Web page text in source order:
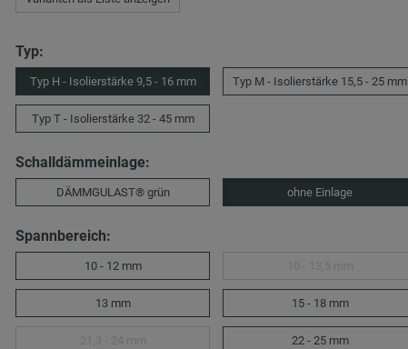
Typ:
Typ H - Isolierstärke 9,5 - 16 mm Typ M - Isolierstärke 15,5 - 25 mm
Typ T - Isolierstärke 32 - 45 mm
Schalldämmeinlage:
DÄMMGULAST® grün ohne Einlage
Spannbereich:
10 - 12 mm
13 mm 15 - 18 mm
22 - 25 mm